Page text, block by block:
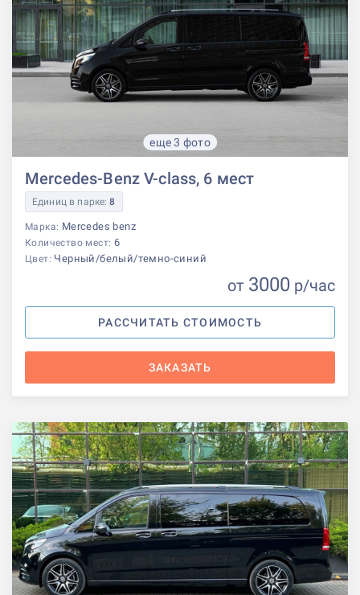
еще 3 фото
Mercedes-Benz V-class, 6 мест
Единиц в парке:8
Марка: Mercedes benz
Количество мест: 6
Цвет: Черный/белый/темно-синий
от 3000 р/час
РАССЧИТАТЬ СТОИМОСТЬ
ЗАКАЗАТЬ